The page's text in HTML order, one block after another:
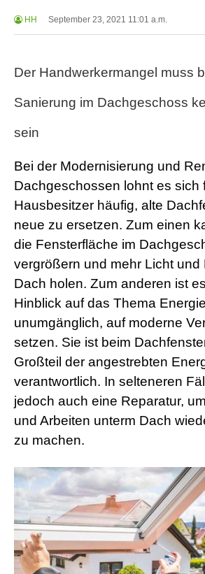
HH September 23, 2021 11:01 a.m.
Der Handwerkermangel muss
Sanierung im Dachgeschoss
sein
Bei der Modernisierung und
Dachgeschossen lohnt es sich
Hausbesitzer häufig, alte
neue zu ersetzen. Zum einen
die Fensterfläche im
vergrößern und mehr Licht und
Dach holen. Zum anderen ist
Hinblick auf das Thema
unumgänglich, auf moderne
setzen. Sie ist beim
Großteil der angestrebten
verantwortlich. In selteneren
jedoch auch eine Reparatur,
und Arbeiten unterm Dach
zu machen.